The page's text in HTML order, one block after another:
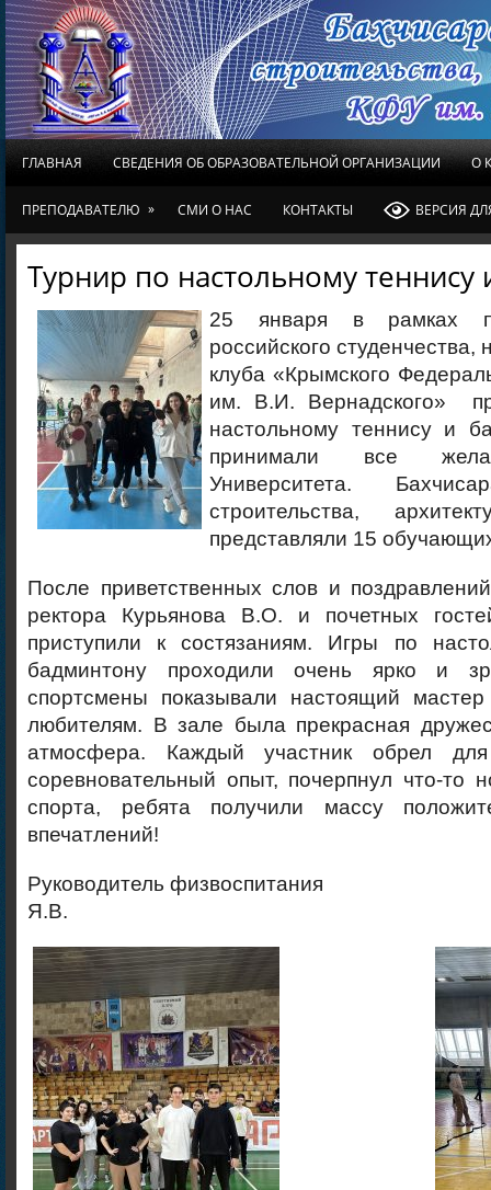
ГЛАВНАЯ СВЕДЕНИЯ ОБ ОБРАЗОВАТЕЛЬНОЙ ОРГАНИЗАЦИИ О
ПРЕПОДАВАТЕЛЮ » СМИ О НАС КОНТАКТЫ ВЕРСИЯ
Турнир по настольному теннису
25 января в рамках
российского студенчества,
клуба «Крымского
им. В.И. Вернадского»
настольному теннису и
принимали все
Университета.
строительства,
представляли 15
После приветственных слов и
ректора Курьянова В.О. и почетных
приступили к состязаниям. Игры по
бадминтону проходили очень ярко и
спортсмены показывали настоящий
любителям. В зале была прекрасная
атмосфера. Каждый участник обрел
соревновательный опыт, почерпнул что-то
спорта, ребята получили массу
впечатлений!
Руководитель
Я.В.